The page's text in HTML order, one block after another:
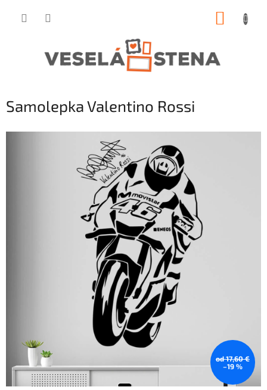
Samolepka Valentino Rossi
od 17,60 €
–19 %